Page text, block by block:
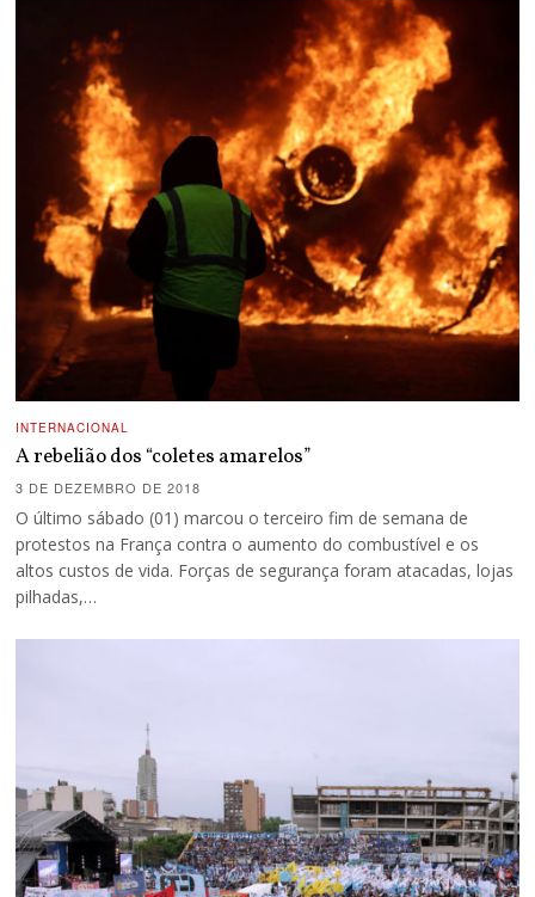
INTERNACIONAL
A rebelião dos “coletes amarelos”
3 DE DEZEMBRO DE 2018
O último sábado (01) marcou o terceiro fim de semana de
protestos na França contra o aumento do combustível e os
altos custos de vida. Forças de segurança foram atacadas, lojas
pilhadas,…